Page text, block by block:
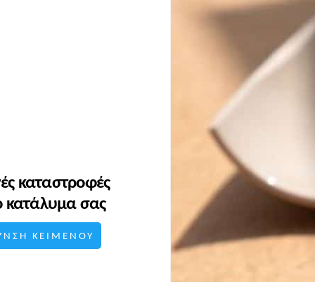
καταστροφές
κατάλυμα σας
ΚΕΙΜΕΝΟΥ